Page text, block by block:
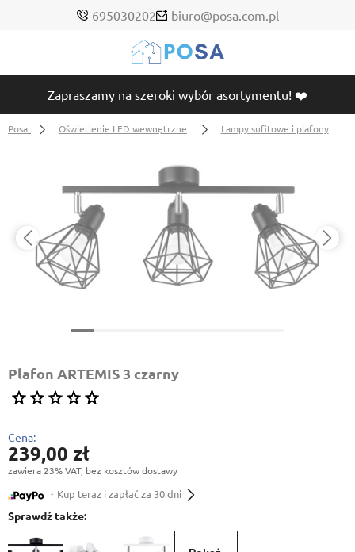
695030202 biuro@posa.com.pl
Zapraszamy na szeroki wybór asortymentu! ❤️
Posa Oświetlenie LED wewnętrzne Lampy sufitowe i plafony
Plafon ARTEMIS 3 czarny
Cena:
239,00 zł
zawiera 23% VAT, bez kosztów dostawy
・Kup teraz i zapłać za 30 dni
Sprawdź także: